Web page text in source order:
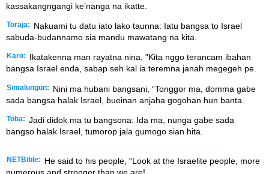
kassakangngangi ke’nanga na ikatte.
Toraja:
Nakuami tu datu iato lako taunna: Iatu bangsa to Israel
sabuda-budannamo sia mandu mawatang na kita.
Karo:
Ikatakenna man rayatna nina, "Kita nggo terancam ibahan
bangsa Israel enda, sabap seh kal ia teremna janah megegeh pe.
Simalungun:
Nini ma hubani bangsani, “Tonggor ma, domma gabe
sada bangsa halak Israel, bueinan anjaha gogohan hun banta.
Toba: Jadi didok ma tu bangsona: Ida ma, nunga gabe sada
bangso halak Israel, tumorop jala gumogo sian hita.
NETBible:
He said to his people, “Look at the Israelite people, more